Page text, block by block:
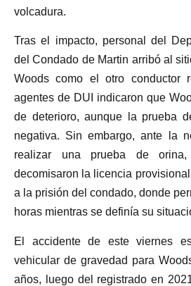
volcadura.
Tras el impacto, personal del
del Condado de Martin arribó al
Woods como el otro conductor
agentes de DUI indicaron que
de deterioro, aunque la prueba
negativa. Sin embargo, ante la
realizar una prueba de
decomisaron la licencia
a la prisión del condado, donde
horas mientras se definía su
El accidente de este viernes
vehicular de gravedad para
años, luego del registrado en